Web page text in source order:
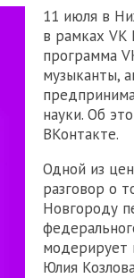
11 июля в
в рамках VK
программа
музыканты,
науки. Об
ВКонтакте.
Одной из
разговор о
Новгороду
модерирует
Юлия